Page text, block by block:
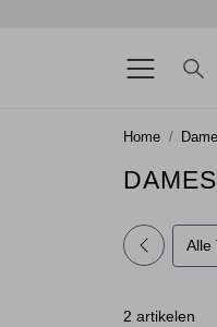
Home
Alle
2 artikelen